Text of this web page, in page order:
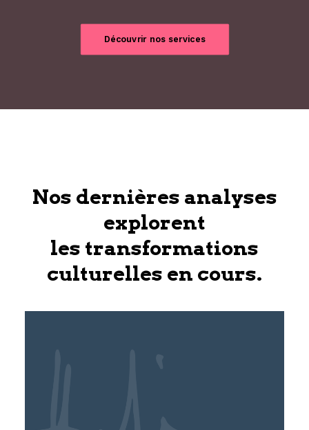
Découvrir nos services
Nos dernières analyses
explorent
les transformations
culturelles en cours.